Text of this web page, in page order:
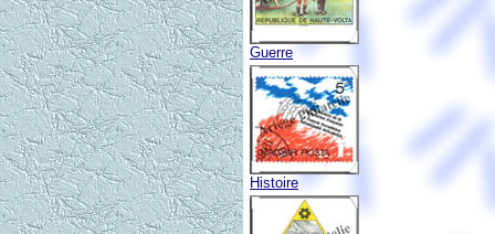
Guerre
Histoire